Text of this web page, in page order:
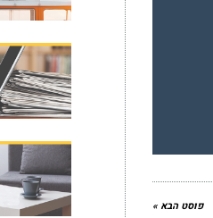
פוסט הבא »